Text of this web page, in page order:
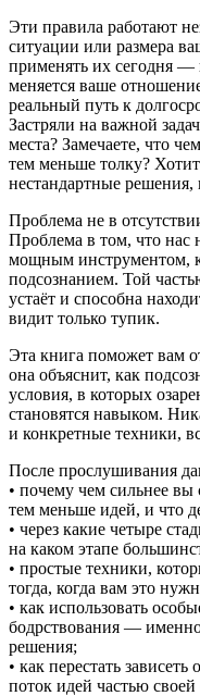
Эти правила работают
ситуации или размера
применять их сегодня —
меняется ваше
реальный путь к
Застряли на важной
места? Замечаете, что
тем меньше толку?
нестандартные решения,
Проблема не в
Проблема в том, что нас
мощным инструментом,
подсознанием. Той
устаёт и способна
видит только тупик.
Эта книга поможет вам
она объяснит, как
условия, в которых
становятся навыком.
и конкретные техники,
После прослушивания
• почему чем сильнее вы
тем меньше идей, и что
• через какие четыре
на каком этапе
• простые техники,
тогда, когда вам это
• как использовать
бодрствования —
решения;
• как перестать
поток идей частью